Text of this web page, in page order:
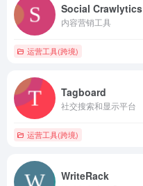
Social Crawlytics
内容营销工具
运营工具(跨境)
Tagboard
社交搜索和显示平台
运营工具(跨境)
WriteRack